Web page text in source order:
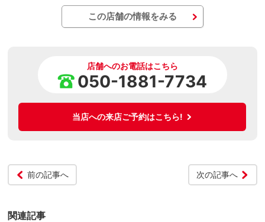
この店舗の情報をみる
店舗へのお電話はこちら
050-1881-7734
当店への来店ご予約はこちら!
前の記事へ 次の記事へ
関連記事